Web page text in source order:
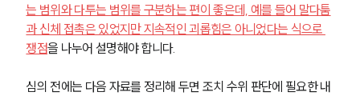
는 범위와 다투는 범위를 구분하는 편이 좋은데, 예를 들어 말다툼
과 신체 접촉은 있었지만 지속적인 괴롭힘은 아니었다는 식으로
쟁점을 나누어 설명해야 합니다.
심의 전에는 다음 자료를 정리해 두면 조치 수위 판단에 필요한 내